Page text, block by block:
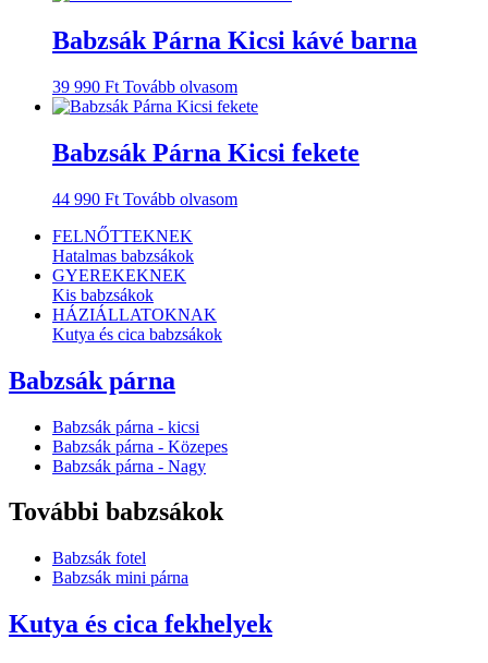
Babzsák Párna Kicsi kávé barna
39 990 Ft Tovább olvasom
Babzsák Párna Kicsi fekete
44 990 Ft Tovább olvasom
FELNŐTTEKNEK
Hatalmas babzsákok
GYEREKEKNEK
Kis babzsákok
HÁZIÁLLATOKNAK
Kutya és cica babzsákok
Babzsák párna
Babzsák párna - kicsi
Babzsák párna - Közepes
Babzsák párna - Nagy
További babzsákok
Babzsák fotel
Babzsák mini párna
Kutya és cica fekhelyek